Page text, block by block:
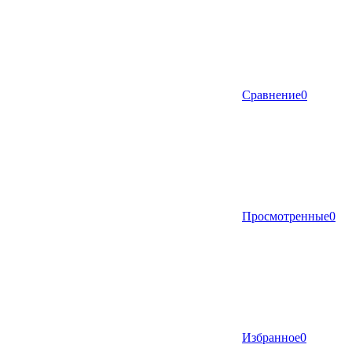
Сравнение0
Просмотренные0
Избранное0